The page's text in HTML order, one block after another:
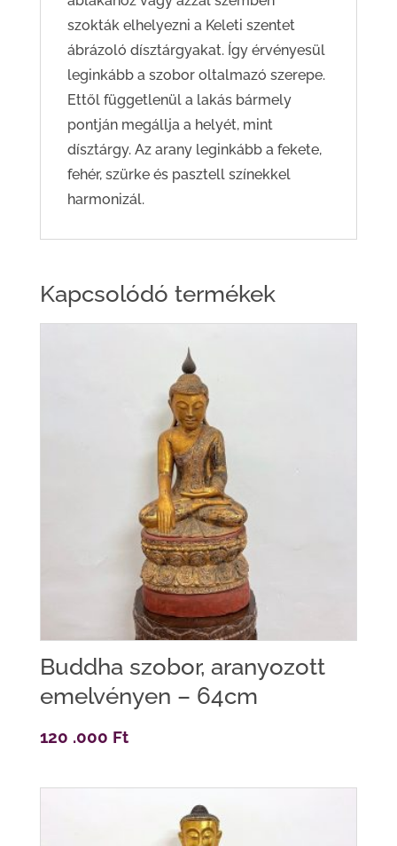
szokták elhelyezni a Keleti szentet
ábrázoló dísztárgyakat. Így érvényesül
leginkább a szobor oltalmazó szerepe.
Ettől függetlenül a lakás bármely
pontján megállja a helyét, mint
dísztárgy. Az arany leginkább a fekete,
fehér, szürke és pasztell színekkel
harmonizál.
Kapcsolódó termékek
Buddha szobor, aranyozott
emelvényen – 64cm
120 .000 Ft